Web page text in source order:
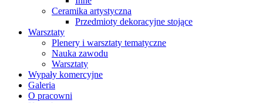
Ceramika artystyczna
Przedmioty dekoracyjne stojące
Warsztaty
Plenery i warsztaty tematyczne
Nauka zawodu
Warsztaty
Wypały komercyjne
Galeria
O pracowni